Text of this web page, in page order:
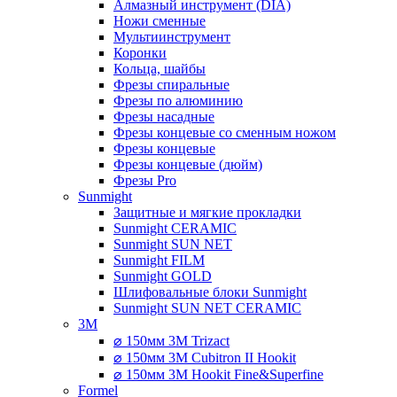
Алмазный инструмент (DIA)
Ножи сменные
Мультиинструмент
Коронки
Кольца, шайбы
Фрезы спиральные
Фрезы по алюминию
Фрезы насадные
Фрезы концевые со сменным ножом
Фрезы концевые
Фрезы концевые (дюйм)
Фрезы Pro
Sunmight
Защитные и мягкие прокладки
Sunmight CERAMIC
Sunmight SUN NET
Sunmight FILM
Sunmight GOLD
Шлифовальные блоки Sunmight
Sunmight SUN NET CERAMIC
3M
⌀ 150мм 3M Trizact
⌀ 150мм 3M Cubitron II Hookit
⌀ 150мм 3M Hookit Fine&Superfine
Formel